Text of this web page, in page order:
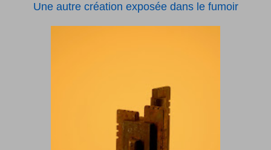
Une autre création exposée dans le fumoir